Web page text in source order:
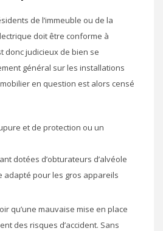
de l’immeuble ou de la
doit être conforme à
donc judicieux de bien se
général sur les installations
en question est alors censé
et de protection ou un
dotées d’obturateurs d’alvéole
adapté pour les gros appareils
qu’une mauvaise mise en place
des risques d’accident. Sans